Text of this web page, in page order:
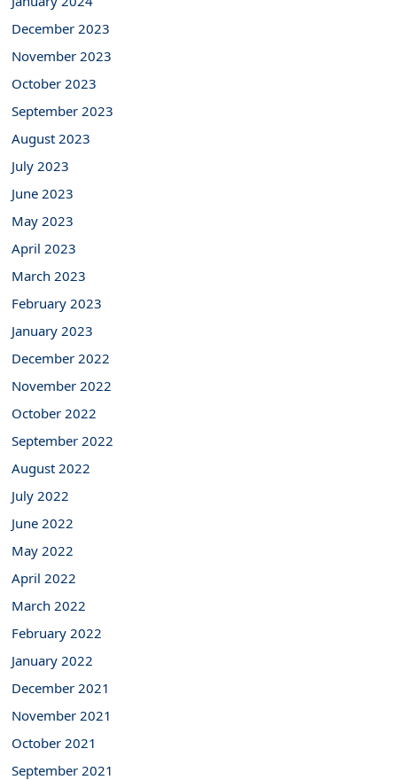
December 2023
November 2023
October 2023
September 2023
August 2023
July 2023
June 2023
May 2023
April 2023
March 2023
February 2023
January 2023
December 2022
November 2022
October 2022
September 2022
August 2022
July 2022
June 2022
May 2022
April 2022
March 2022
February 2022
January 2022
December 2021
November 2021
October 2021
September 2021